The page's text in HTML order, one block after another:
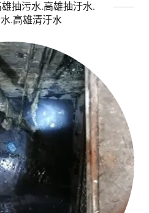
抽污水.高雄抽汙水.
.高雄清汙水